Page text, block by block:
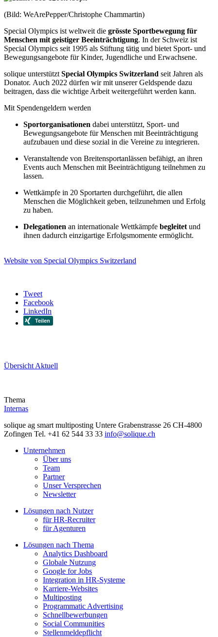
(Bild: WeArePepper/Christophe Chammartin)
Special Olympics ist weltweit die grösste Sportbewegung für
Menschen mit geistiger Beeinträchtigung. In der Schweiz ist
Special Olympics seit 1995 als Stiftung tätig und bietet Sport- und
Bewegungsangebote für Kinder, Jugendliche und Erwachsene.
solique unterstützt Special Olympics Switzerland seit Jahren als
Donator. Auch 2022 dürfen wir mit unserer Geldspende dazu
beitragen, dass die wichtige Arbeit weitergeführt werden kann.
Mit Spendengeldern werden
Sportorganisationen dabei unterstützt, Sport- und
Bewegungsangebote für Menschen mit Beeinträchtigung
aufzubauen und diese sozial in die Vereine zu integrieren.
Veranstaltende von Breitensportanlässen befähigt, an ihren
Events auch Menschen mit Beeinträchtigung teilnehmen zu
lassen.
Wettkämpfe in 20 Sportarten durchgeführt, die allen
Menschen die Möglichkeit geben, teilzunehmen und Erfolg
zu haben.
Delegationen an internationale Wettkämpfe begleitet und
ihnen dadurch einzigartige Erfolgsmomente ermöglicht.
Website von Special Olympics Switzerland
Tweet
Facebook
LinkedIn
Übersicht Aktuell
Thema
Internas
solique ag smart multiposting Untere Grabenstrasse 26 CH-4800
Zofingen Tel. +41 62 544 33 33 info@solique.ch
Unternehmen
Über uns
Team
Partner
Unser Versprechen
Newsletter
Lösungen nach Nutzer
für HR-Recruiter
für Agenturen
Lösungen nach Thema
Analytics Dashboard
Globale Nutzung
Google for Jobs
Integration in HR-Systeme
Karriere-Websites
Multiposting
Programmatic Advertising
Schnellbewerbungen
Social Communities
Stellenmeldepflicht